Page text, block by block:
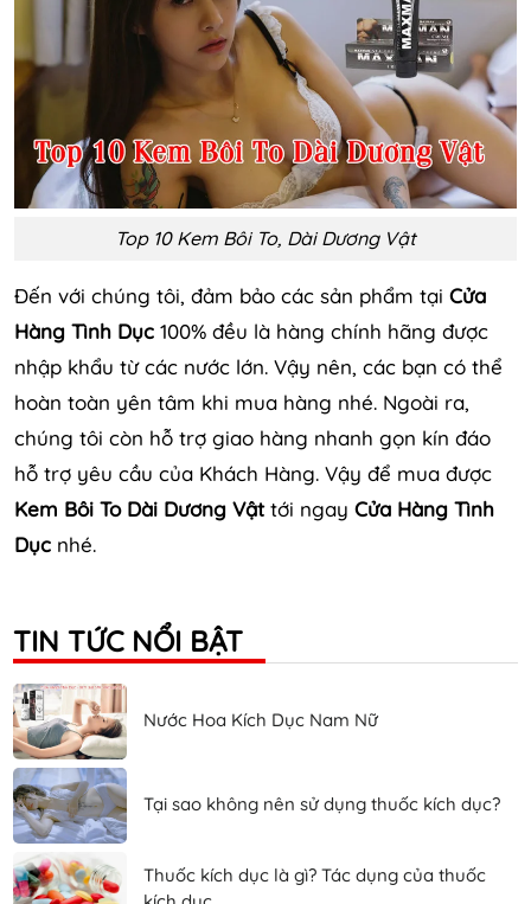
Top 10 Kem Bôi To, Dài Dương Vật
Đến với chúng tôi, đảm bảo các sản phẩm tại Cửa
Hàng Tình Dục 100% đều là hàng chính hãng được
nhập khẩu từ các nước lớn. Vậy nên, các bạn có thể
hoàn toàn yên tâm khi mua hàng nhé. Ngoài ra,
chúng tôi còn hỗ trợ giao hàng nhanh gọn kín đáo
hỗ trợ yêu cầu của Khách Hàng. Vậy để mua được
Kem Bôi To Dài Dương Vậttới ngay Cửa Hàng Tình
Dục nhé.
TIN TỨC NỔI BẬT
Nước Hoa Kích Dục Nam Nữ
Tại sao không nên sử dụng thuốc kích dục?
Thuốc kích dục là gì? Tác dụng của thuốc